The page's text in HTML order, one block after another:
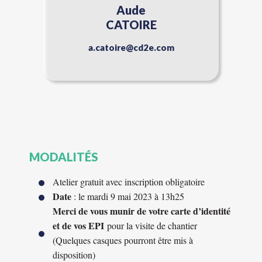
Aude
CATOIRE
a.catoire@cd2e.com
MODALITÉS
Atelier gratuit avec inscription obligatoire
Date : le mardi 9 mai 2023 à 13h25
Merci de vous munir de votre carte d’identité
et de vos EPI pour la visite de chantier
(Quelques casques pourront être mis à
disposition)